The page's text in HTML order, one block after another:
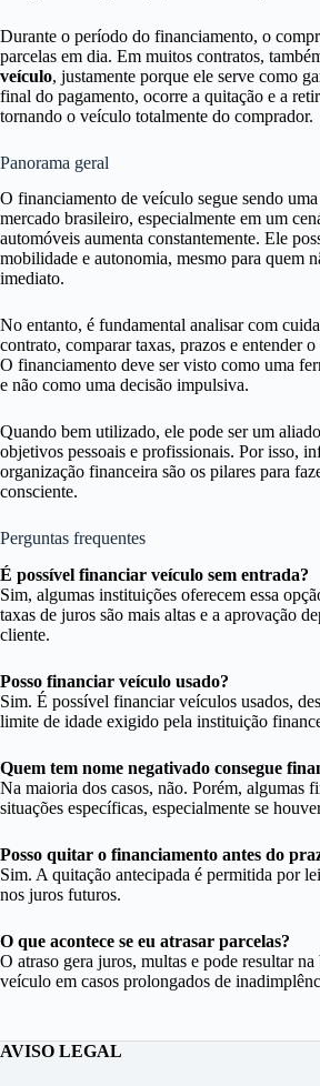
Durante o período do financiamento, o
parcelas em dia. Em muitos contratos,
veículo, justamente porque ele serve como
final do pagamento, ocorre a quitação e a
tornando o veículo totalmente do comprador.
Panorama geral
O financiamento de veículo segue sendo
mercado brasileiro, especialmente em um
automóveis aumenta constantemente. Ele
mobilidade e autonomia, mesmo para quem
imediato.
No entanto, é fundamental analisar com
contrato, comparar taxas, prazos e entender
O financiamento deve ser visto como uma
e não como uma decisão impulsiva.
Quando bem utilizado, ele pode ser um
objetivos pessoais e profissionais. Por isso,
organização financeira são os pilares para
consciente.
Perguntas frequentes
É possível financiar veículo sem entrada?
Sim, algumas instituições oferecem essa
taxas de juros são mais altas e a aprovação
cliente.
Posso financiar veículo usado?
Sim. É possível financiar veículos usados,
limite de idade exigido pela instituição
Quem tem nome negativado consegue
Na maioria dos casos, não. Porém, algumas
situações específicas, especialmente se
Posso quitar o financiamento antes do
Sim. A quitação antecipada é permitida por
nos juros futuros.
O que acontece se eu atrasar parcelas?
O atraso gera juros, multas e pode resultar na
veículo em casos prolongados de
AVISO LEGAL